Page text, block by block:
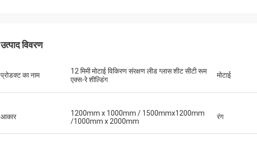
उत्पाद विवरण
प्रोडक्ट का नाम
12 मिमी मोटाई विकिरण संरक्षण लीड ग्लास शीट सीटी रूम
एक्स-रे शील्डिंग
मोटाई
आकार
1200mm x 1000mm / 1500mmx1200mm
/1000mm x 2000mm
रंग